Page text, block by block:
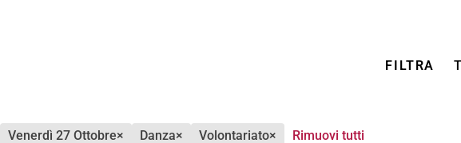
FILTRA
venerdì 27 Ottobre× danza× volontariato× Rimuovi tutti